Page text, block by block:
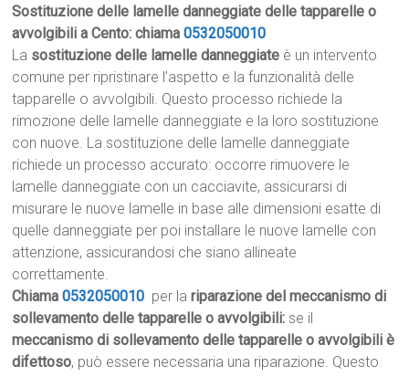
Sostituzione delle lamelle danneggiate delle tapparelle o
avvolgibili a Cento: chiama0532050010
La sostituzione delle lamelle danneggiate è un intervento
comune per ripristinare l’aspetto e la funzionalità delle
tapparelle o avvolgibili. Questo processo richiede la
rimozione delle lamelle danneggiate e la loro sostituzione
con nuove. La sostituzione delle lamelle danneggiate
richiede un processo accurato: occorre rimuovere le
lamelle danneggiate con un cacciavite, assicurarsi di
misurare le nuove lamelle in base alle dimensioni esatte di
quelle danneggiate per poi installare le nuove lamelle con
attenzione, assicurandosi che siano allineate
correttamente.
Chiama0532050010 per lariparazione del meccanismo di
sollevamento delle tapparelle o avvolgibili: se il
meccanismo di sollevamento delle tapparelle o avvolgibili è
difettoso, può essere necessaria una riparazione. Questo